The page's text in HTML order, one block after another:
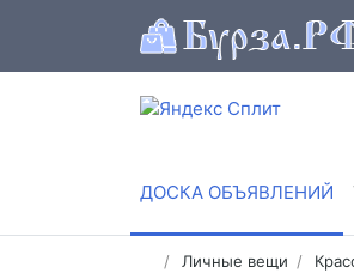
ДОСКА ОБЪЯВЛЕНИЙ
Личные вещи